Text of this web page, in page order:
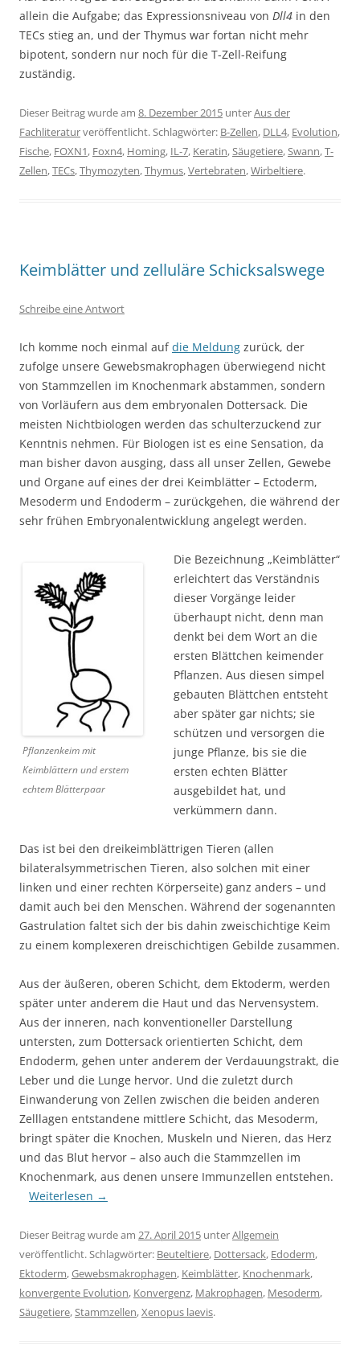
allein die Aufgabe; das Expressionsniveau von Dll4 in den
TECs stieg an, und der Thymus war fortan nicht mehr
bipotent, sondern nur noch für die T-Zell-Reifung
zuständig.
Dieser Beitrag wurde am 8. Dezember 2015 unterAus der
Fachliteraturveröffentlicht. Schlagwörter: B-Zellen, DLL4, Evolution,
Fische, FOXN1, Foxn4, Homing, IL-7, Keratin,Säugetiere,Swann,T-
Zellen,TECs,Thymozyten,Thymus,Vertebraten,Wirbeltiere.
Keimblätter und zelluläre Schicksalswege
Schreibe eine Antwort
Ich komme noch einmal aufdie Meldung zurück, der
zufolge unsere Gewebsmakrophagen überwiegend nicht
von Stammzellen im Knochenmark abstammen, sondern
von Vorläufern aus dem embryonalen Dottersack. Die
meisten Nichtbiologen werden das schulterzuckend zur
Kenntnis nehmen. Für Biologen ist es eine Sensation, da
man bisher davon ausging, dass all unser Zellen, Gewebe
und Organe auf eines der drei Keimblätter – Ectoderm,
Mesoderm und Endoderm – zurückgehen, die während der
sehr frühen Embryonalentwicklung angelegt werden.
Pflanzenkeim mit
Keimblättern und erstem
echtem Blätterpaar
Die Bezeichnung „Keimblätter“
erleichtert das Verständnis
dieser Vorgänge leider
überhaupt nicht, denn man
denkt bei dem Wort an die
ersten Blättchen keimender
Pflanzen. Aus diesen simpel
gebauten Blättchen entsteht
aber später gar nichts; sie
schützen und versorgen die
junge Pflanze, bis sie die
ersten echten Blätter
ausgebildet hat, und
verkümmern dann.
Das ist bei den dreikeimblättrigen Tieren (allen
bilateralsymmetrischen Tieren, also solchen mit einer
linken und einer rechten Körperseite) ganz anders – und
damit auch bei den Menschen. Während der sogenannten
Gastrulation faltet sich der bis dahin zweischichtige Keim
zu einem komplexeren dreischichtigen Gebilde zusammen.
Aus der äußeren, oberen Schicht, dem Ektoderm, werden
später unter anderem die Haut und das Nervensystem.
Aus der inneren, nach konventioneller Darstellung
untersten, zum Dottersack orientierten Schicht, dem
Endoderm, gehen unter anderem der Verdauungstrakt, die
Leber und die Lunge hervor. Und die zuletzt durch
Einwanderung von Zellen zwischen die beiden anderen
Zelllagen entstandene mittlere Schicht, das Mesoderm,
bringt später die Knochen, Muskeln und Nieren, das Herz
und das Blut hervor – also auch die Stammzellen im
Knochenmark, aus denen unsere Immunzellen entstehen.
Weiterlesen →
Dieser Beitrag wurde am 27. April 2015 unterAllgemein
veröffentlicht. Schlagwörter: Beuteltiere, Dottersack, Edoderm,
Ektoderm,Gewebsmakrophagen, Keimblätter, Knochenmark,
konvergente Evolution, Konvergenz, Makrophagen, Mesoderm,
Säugetiere,Stammzellen,Xenopus laevis.